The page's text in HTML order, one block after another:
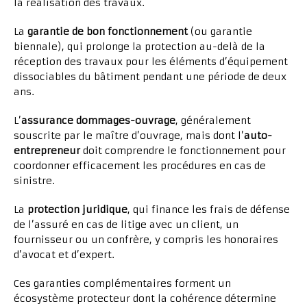
la réalisation des travaux.
La garantie de bon fonctionnement(ou garantie
biennale), qui prolonge la protection au-delà de la
réception des travaux pour les éléments d’équipement
dissociables du bâtiment pendant une période de deux
ans.
L’assurance dommages-ouvrage, généralement
souscrite par le maître d’ouvrage, mais dont l’auto-
entrepreneurdoit comprendre le fonctionnement pour
coordonner efficacement les procédures en cas de
sinistre.
La protection juridique, qui finance les frais de défense
de l’assuré en cas de litige avec un client, un
fournisseur ou un confrère, y compris les honoraires
d’avocat et d’expert.
Ces garanties complémentaires forment un
écosystème protecteur dont la cohérence détermine